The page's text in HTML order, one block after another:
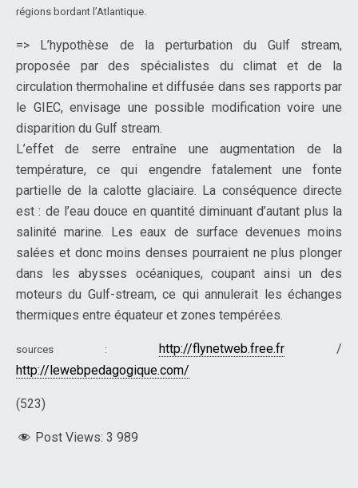
régions bordant l’Atlantique.
=> L’hypothèse de la perturbation du Gulf stream,
proposée par des spécialistes du climat et de la
circulation thermohaline et diffusée dans ses rapports par
le GIEC, envisage une possible modification voire une
disparition du Gulf stream.
L’effet de serre entraîne une augmentation de la
température, ce qui engendre fatalement une fonte
partielle de la calotte glaciaire. La conséquence directe
est : de l’eau douce en quantité diminuant d’autant plus la
salinité marine. Les eaux de surface devenues moins
salées et donc moins denses pourraient ne plus plonger
dans les abysses océaniques, coupant ainsi un des
moteurs du Gulf-stream, ce qui annulerait les échanges
thermiques entre équateur et zones tempérées.
sources : http://flynetweb.free.fr/
http://lewebpedagogique.com/
(523)
Post Views: 3 989